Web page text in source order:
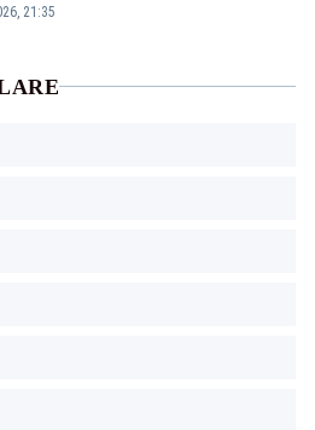
meciuri europene”
21:35